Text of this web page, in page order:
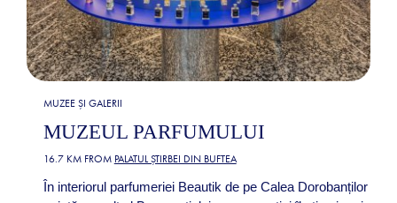
MUZEE ȘI GALERII
MUZEUL PARFUMULUI
16.7 KM FROM PALATUL ȘTIRBEI DIN BUFTEA
În interiorul parfumeriei Beautik de pe Calea Dorobanților